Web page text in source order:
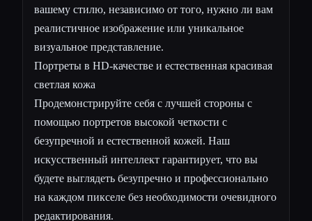
вашему стилю, независимо от того, нужно ли вам
реалистичное изображение или уникальное
визуальное представление.
Портреты в HD-качестве и естественная красивая
светлая кожа
Продемонстрируйте себя с лучшей стороны с
помощью портретов высокой четкости с
безупречной и естественной кожей. Наш
искусственный интеллект гарантирует, что вы
будете выглядеть безупречно и профессионально
на каждом пикселе без необходимости очевидного
редактирования.